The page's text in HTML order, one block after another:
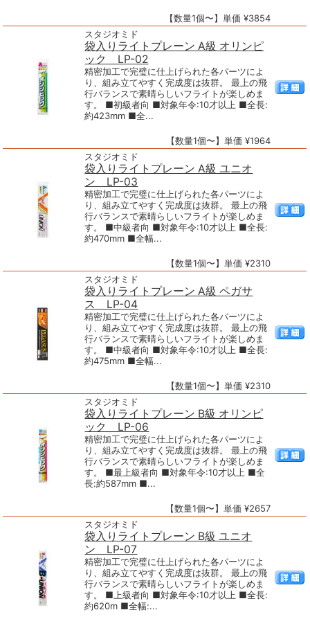
【数量1個〜】単価 ¥3854
スタジオミド
袋入りライトプレーン A級 オリンピ
ック LP-02
精密加工で完璧に仕上げられた各パーツによ
り、組み立てやすく完成度は抜群。 最上の飛
行バランスで素晴らしいフライトが楽しめま
す。 ■初級者向 ■対象年令:10才以上 ■全長:
約423mm ■全...
【数量1個〜】単価 ¥1964
スタジオミド
袋入りライトプレーン A級 ユニオ
ン LP-03
精密加工で完璧に仕上げられた各パーツによ
り、組み立てやすく完成度は抜群。 最上の飛
行バランスで素晴らしいフライトが楽しめま
す。 ■中級者向 ■対象年令:10才以上 ■全長:
約470mm ■全幅...
【数量1個〜】単価 ¥2310
スタジオミド
袋入りライトプレーン A級 ペガサ
ス LP-04
精密加工で完璧に仕上げられた各パーツによ
り、組み立てやすく完成度は抜群。 最上の飛
行バランスで素晴らしいフライトが楽しめま
す。 ■中級者向 ■対象年令:10才以上 ■全長:
約475mm ■全幅...
【数量1個〜】単価 ¥2310
スタジオミド
袋入りライトプレーン B級 オリンピ
ック LP-06
精密加工で完璧に仕上げられた各パーツによ
り、組み立てやすく完成度は抜群。 最上の飛
行バランスで素晴らしいフライトが楽しめま
す。 ■最上級者向 ■対象年令:10才以上 ■全
長:約587mm ■...
【数量1個〜】単価 ¥2657
スタジオミド
袋入りライトプレーン B級 ユニオ
ン LP-07
精密加工で完璧に仕上げられた各パーツによ
り、組み立てやすく完成度は抜群。 最上の飛
行バランスで素晴らしいフライトが楽しめま
す。 ■上級者向 ■対象年令:10才以上 ■全長:
約620m ■全幅:...